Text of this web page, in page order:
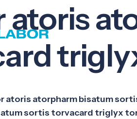
atoris
atoris atorpharm bisatum
sortis torvacard triglyx